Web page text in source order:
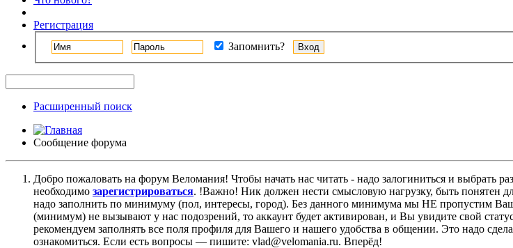
Регистрация
Запомнить?
Расширенный поиск
Сообщение форума
Добро пожаловать на форум Веломания! Чтобы начать нас читать - надо залогиниться и выбрать
необходимо зарегистрироваться. !Важно! Ник должен нести смысловую нагрузку, быть
надо заполнить по минимуму (пол, интересы, город). Без данного минимума мы НЕ пропустим
(минимум) не вызывают у нас подозрений, то аккаунт будет активирован, и Вы увидите свой
рекомендуем заполнять все поля профиля для Вашего и нашего удобства в общении. Это надо
ознакомиться. Если есть вопросы — пишите: vlad@velomania.ru. Вперёд!